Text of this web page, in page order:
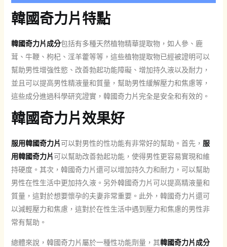
韓國奇力片特點
韓國奇力片成分包括有多種天然植物精華提取物，如人參、鹿
茸、牛鞭、枸杞、淫羊藿等等，這些植物提取物已經被證明可以
幫助男性增強性慾、改善勃起功能障礙、增加持久液以及耐力，
並且可以提高男性精液量和質量，幫助男性緩解壓力和焦慮等，
這些成分進過科學研究證實，韓國奇力片完全是安全和有效的。
韓國奇力片效果好
服用韓國奇力片可以對男性的性功能有非常好的幫助。首先， 服
用韓國奇力片可以幫助改善勃起功能，使得男性更容易實現和維
持硬度。其次，韓國奇力片還可以增加持久力和耐力，可以幫助
男性在性生活中更加持久液。另外韓國奇力片可以提高精液量和
質量，這對於想要懷孕的夫妻非常重要。此外，韓國奇力片還可
以減輕壓力和焦慮，這對於在性生活中遇到壓力和焦慮的男性非
常有幫助。
總體來說，韓國奇力片屬於一種性功能劑量，其韓國奇力片成分